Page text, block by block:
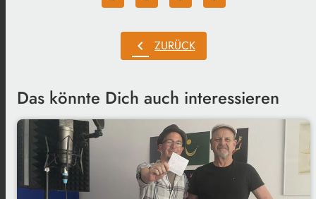
chevron_left ZURÜCK
Das könnte Dich auch interessieren